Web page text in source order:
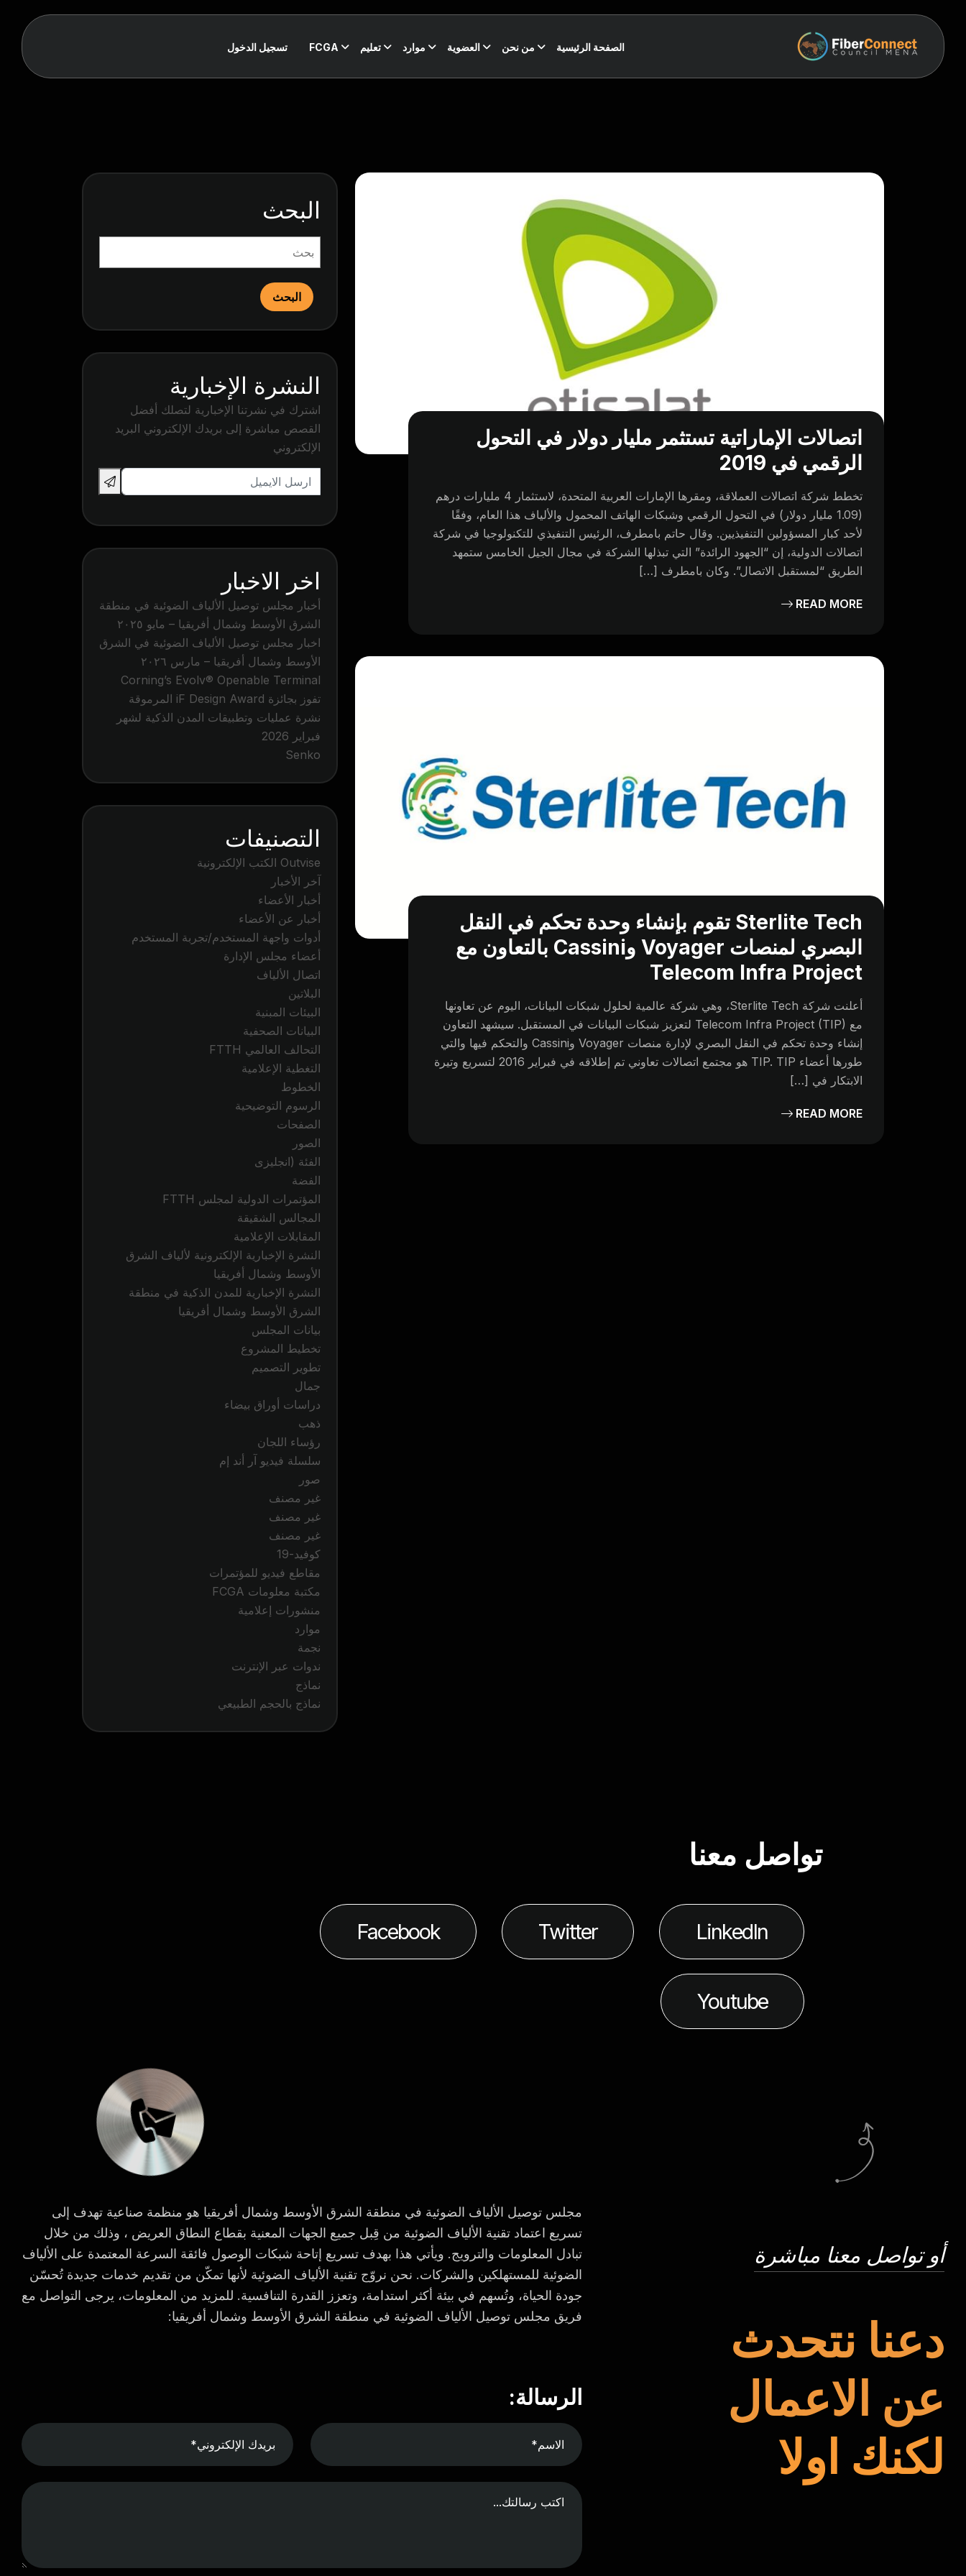
الصفحة الرئيسية من نحن العضوية موارد تعليم FCGA تسجيل الدخول
اتصالات الإماراتية تستثمر مليار دولار في التحول
الرقمي في 2019
تخطط شركة اتصالات العملاقة، ومقرها الإمارات العربية المتحدة، لاستثمار 4 مليارات درهم
(1.09 مليار دولار) في التحول الرقمي وشبكات الهاتف المحمول والألياف هذا العام، وفقًا
لأحد كبار المسؤولين التنفيذيين. وقال حاتم بامطرف، الرئيس التنفيذي للتكنولوجيا في شركة
اتصالات الدولية، إن “الجهود الرائدة” التي تبذلها الشركة في مجال الجيل الخامس ستمهد
الطريق “لمستقبل الاتصال”. وكان بامطرف […]
READ MORE
Sterlite Tech تقوم بإنشاء وحدة تحكم في النقل
البصري لمنصات Voyager وCassini بالتعاون مع
Telecom Infra Project
أعلنت شركة Sterlite Tech، وهي شركة عالمية لحلول شبكات البيانات، اليوم عن تعاونها
مع Telecom Infra Project (TIP) لتعزيز شبكات البيانات في المستقبل. سيشهد التعاون
إنشاء وحدة تحكم في النقل البصري لإدارة منصات Voyager وCassini والتحكم فيها والتي
طورها أعضاء TIP. TIP هو مجتمع اتصالات تعاوني تم إطلاقه في فبراير 2016 لتسريع وتيرة
الابتكار في […]
READ MORE
البحث
البحث
النشرة الإخبارية
اشترك في نشرتنا الإخبارية لتصلك أفضل
القصص مباشرة إلى بريدك الإلكتروني البريد
الإلكتروني
اخر الاخبار
أخبار مجلس توصيل الألياف الضوئية في منطقة
الشرق الأوسط وشمال أفريقيا – مايو ٢٠٢٥
اخبار مجلس توصيل الألياف الضوئية في الشرق
الأوسط وشمال أفريقيا – مارس ٢٠٢٦
Corning’s Evolv® Openable Terminal
تفوز بجائزة iF Design Award المرموقة
نشرة عمليات وتطبيقات المدن الذكية لشهر
فبراير 2026
Senko
التصنيفات
Outvise الكتب الإلكترونية
آخر الأخبار
أخبار الأعضاء
أخبار عن الأعضاء
أدوات واجهة المستخدم/تجربة المستخدم
أعضاء مجلس الإدارة
اتصال الألياف
البلاتين
البيئات المبنية
البيانات الصحفية
التحالف العالمي FTTH
التغطية الإعلامية
الخطوط
الرسوم التوضيحية
الصفحات
الصور
الفئة (انجليزى
الفضة
المؤتمرات الدولية لمجلس FTTH
المجالس الشقيقة
المقابلات الإعلامية
النشرة الإخبارية الإلكترونية لألياف الشرق
الأوسط وشمال أفريقيا
النشرة الإخبارية للمدن الذكية في منطقة
الشرق الأوسط وشمال أفريقيا
بيانات المجلس
تخطيط المشروع
تطوير التصميم
جمال
دراسات أوراق بيضاء
ذهب
رؤساء اللجان
سلسلة فيديو آر أند إم
صور
غير مصنف
غير مصنف
غير مصنف
كوفيد-19
مقاطع فيديو للمؤتمرات
مكتبة معلومات FCGA
منشورات إعلامية
موارد
نجمة
ندوات عبر الإنترنت
نماذج
نماذج بالحجم الطبيعي
تواصل معنا
LinkedIn
Twitter
Facebook
Youtube
أو تواصل معنا مباشرة
دعنا نتحدث
عن الاعمال
لكنك اولا
مجلس توصيل الألياف الضوئية في منطقة الشرق الأوسط وشمال أفريقيا هو منظمة صناعية تهدف إلى
تسريع اعتماد تقنية الألياف الضوئية من قِبل جميع الجهات المعنية بقطاع النطاق العريض ، وذلك من خلال
تبادل المعلومات والترويج. ويأتي هذا بهدف تسريع إتاحة شبكات الوصول فائقة السرعة المعتمدة على الألياف
الضوئية للمستهلكين والشركات. نحن نروّج تقنية الألياف الضوئية لأنها تمكّن من تقديم خدمات جديدة تُحسّن
جودة الحياة، وتُسهم في بيئة أكثر استدامة، وتعزز القدرة التنافسية. للمزيد من المعلومات، يرجى التواصل مع
فريق مجلس توصيل الألياف الضوئية في منطقة الشرق الأوسط وشمال أفريقيا:
الرسالة: